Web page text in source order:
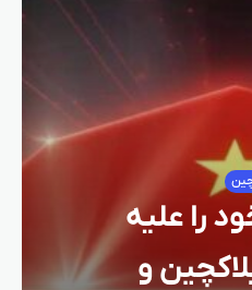
را علیه
و